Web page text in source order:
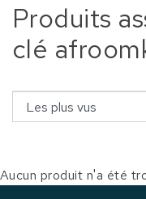
Produits
clé
Aucun produit n'a été